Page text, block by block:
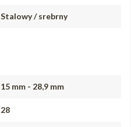
Stalowy / srebrny
15 mm - 28,9 mm
28